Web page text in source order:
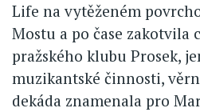
Life na vytěženém
Mostu a po čase zakotvila
pražského klubu Prosek,
muzikantské činnosti,
dekáda znamenala pro